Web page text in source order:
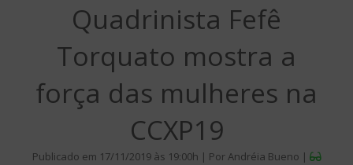
Quadrinista Fefê
Torquato mostra a
força das mulheres na
CCXP19
Publicado em 17/11/2019 às 19:00h | Por Andréia Bueno |